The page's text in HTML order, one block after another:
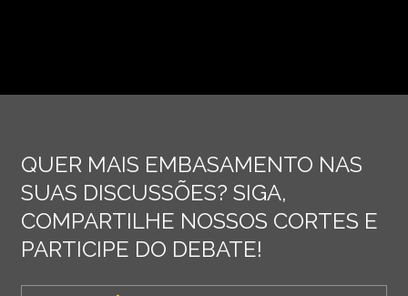
QUER MAIS EMBASAMENTO NAS
SUAS DISCUSSÕES? SIGA,
COMPARTILHE NOSSOS CORTES E
PARTICIPE DO DEBATE!